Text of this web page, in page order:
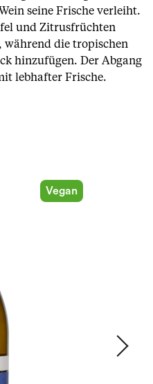
seine Frische verleiht.
und Zitrusfrüchten
während die tropischen
hinzufügen. Der Abgang
lebhafter Frische.
Vegan